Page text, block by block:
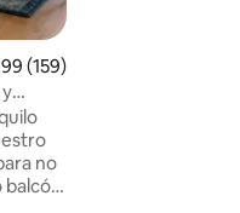
promedio: 4.99 de
(159)
no
balcón